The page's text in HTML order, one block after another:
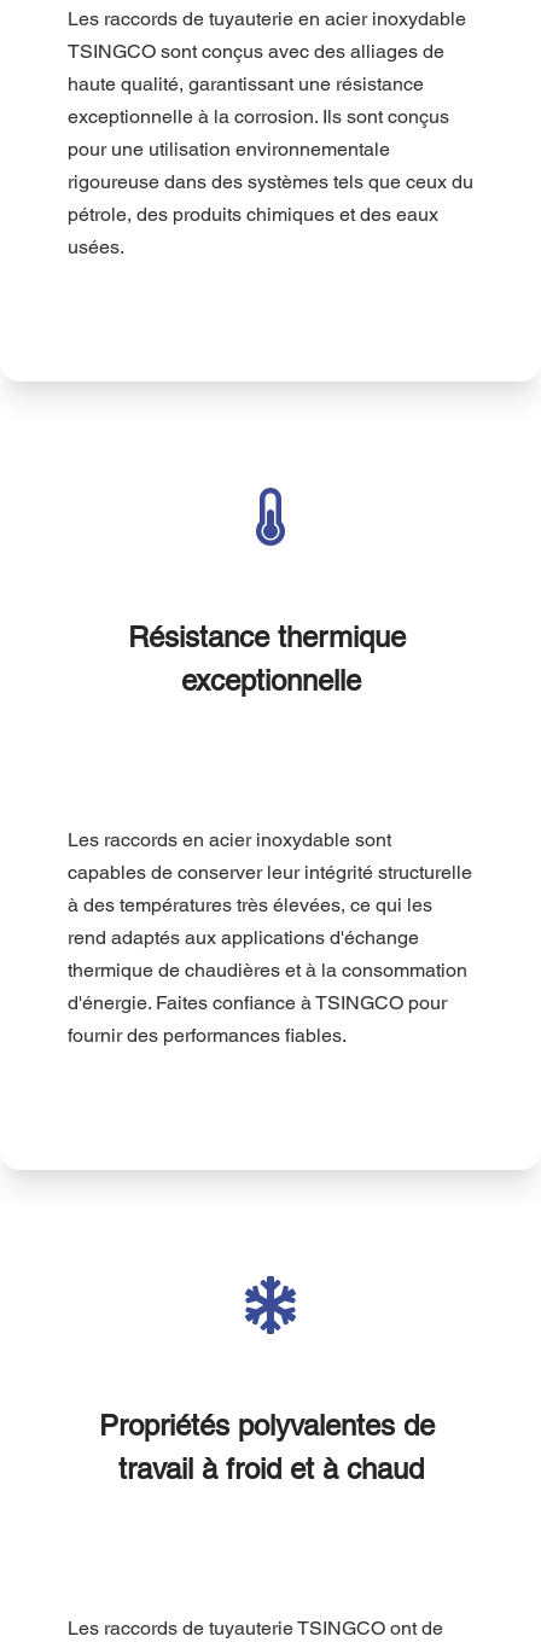
Les raccords de tuyauterie en acier inoxydable
TSINGCO sont conçus avec des alliages de
haute qualité, garantissant une résistance
exceptionnelle à la corrosion. Ils sont conçus
pour une utilisation environnementale
rigoureuse dans des systèmes tels que ceux du
pétrole, des produits chimiques et des eaux
usées.
Résistance thermique
exceptionnelle
Les raccords en acier inoxydable sont
capables de conserver leur intégrité structurelle
à des températures très élevées, ce qui les
rend adaptés aux applications d'échange
thermique de chaudières et à la consommation
d'énergie. Faites confiance à TSINGCO pour
fournir des performances fiables.
Propriétés polyvalentes de
travail à froid et à chaud
Les raccords de tuyauterie TSINGCO ont de